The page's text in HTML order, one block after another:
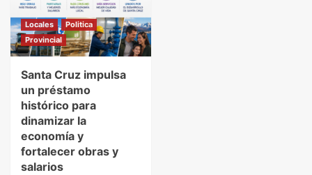
Locales
Politica
Provincial
Santa Cruz impulsa
un préstamo
histórico para
dinamizar la
economía y
fortalecer obras y
salarios